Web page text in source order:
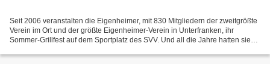
Seit 2006 veranstalten die Eigenheimer, mit 830 Mitgliedern der zweitgrößte
Verein im Ort und der größte Eigenheimer-Verein in Unterfranken, ihr
Sommer-Grillfest auf dem Sportplatz des SVV. Und all die Jahre hatten sie